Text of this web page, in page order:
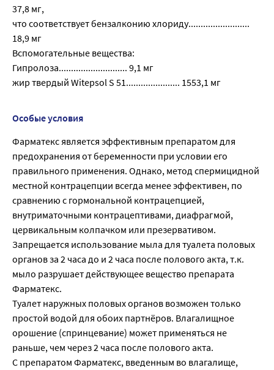
37,8 мг,
что соответствует бензалконию хлориду.........................
18,9 мг
Вспомогательные вещества:
Гипролоза............................ 9,1 мг
жир твердый Witepsol S 51...................... 1553,1 мг
Особые условия
Фарматекс является эффективным препаратом для
предохранения от беременности при условии его
правильного применения. Однако, метод спермицидной
местной контрацепции всегда менее эффективен, по
сравнению с гормональной контрацепцией,
внутриматочными контрацептивами, диафрагмой,
цервикальным колпачком или презервативом.
Запрещается использование мыла для туалета половых
органов за 2 часа до и 2 часа после полового акта, т.к.
мыло разрушает действующее вещество препарата
Фарматекс.
Туалет наружных половых органов возможен только
простой водой для обоих партнёров. Влагалищное
орошение (спринцевание) может применяться не
раньше, чем через 2 часа после полового акта.
С препаратом Фарматекс, введенным во влагалище,